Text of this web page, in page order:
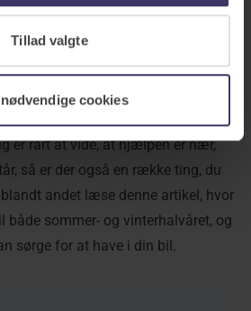
Tillad valgte
cookies
gør, at du ikke kan køre fra stedet,
hjælpe dig. For de fleste er det en
der er nogen, man kan ringe til for at
som bilist
er rart at vide, at hjælpen er nær,
så er der også en række ting, du
blandt andet læse denne artikel , hvor
både sommer- og vinterhalvåret, og
sørge for at have i din bil.